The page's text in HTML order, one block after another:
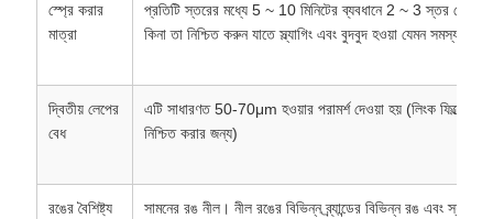
স্প্রে করার
মাত্রা
প্রতিটি স্তরের মধ্যে 5 ~ 10 মিনিটের ব্যবধানে 2 ~ 3 স্তর স্প্রে
কিনা তা নিশ্চিত করুন যাতে স্ল্যাগিং এবং বুদবুদ হওয়া যেমন সমস্যাগুলি
দ্বিতীয় লেপের
বেধ
এটি সাধারণত 50-70μm হওয়ার পরামর্শ দেওয়া হয় (লিংক ফিল্মের
নিশ্চিত করার জন্য)
রঙের বৈশিষ্ট্য
সামনের রঙ নীল। নীল রঙের বিভিন্ন ব্র্যান্ডের বিভিন্ন রঙ এবং